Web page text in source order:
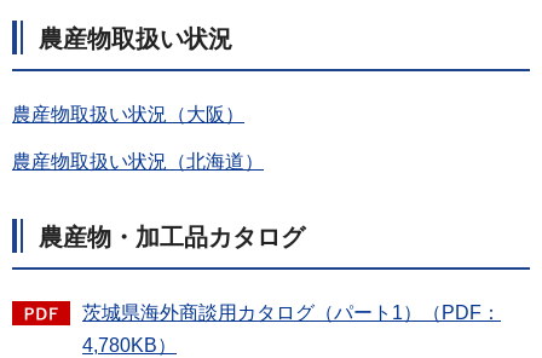
農産物取扱い状況
農産物取扱い状況（大阪）
農産物取扱い状況（北海道）
農産物・加工品カタログ
茨城県海外商談用カタログ（パート1）（PDF：
4,780KB）